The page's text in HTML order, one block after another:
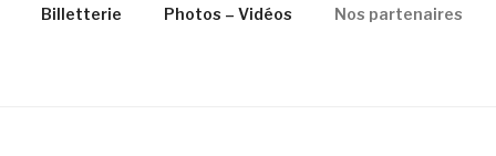
Billetterie Photos – Vidéos Nos partenaires